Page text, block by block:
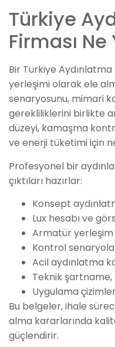
Türkiye
Firması
Bir Türkiye Aydınlatma
yerleşimi olarak ele
senaryosunu, mimari
gerekliliklerini birlikte
düzeyi, kamaşma
ve enerji tüketimi için
Profesyonel bir
çıktıları hazırlar:
Konsept
Lux hesabı ve
Armatür yerleşim
Kontrol
Acil aydınlatma
Teknik
Uygulama
Bu belgeler, ihale
alma kararlarında
güçlendirir.